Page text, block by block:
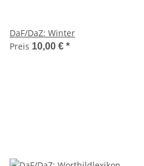
DaF/DaZ: Winter
Preis 10,00 € *